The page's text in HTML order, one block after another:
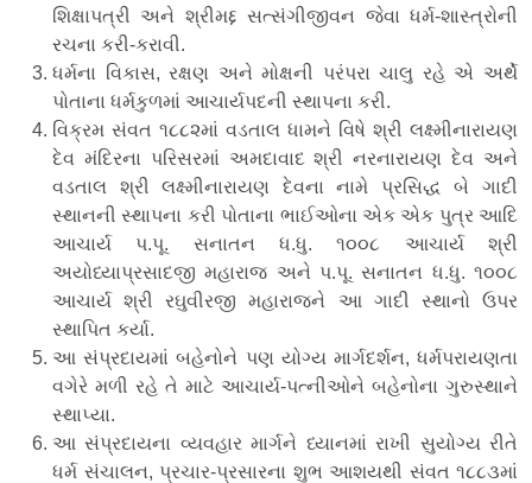
શિક્ષાપત્રી અને શ્રીમદ્દ સત્સંગીજીવન જેવા ધર્મ-શાસ્ત્રોની
રચના કરી-કરાવી.
ધર્મના વિકાસ, રક્ષણ અને મોક્ષની પરંપરા ચાલુ રહે એ અર્થે
પોતાના ધર્મકુળમાં આચાર્યપદની સ્થાપના કરી.
વિક્રમ સંવત ૧૮૮૨માં વડતાલ ધામને વિષે શ્રી લક્ષ્મીનારાયણ
દેવ મંદિરના પરિસરમાં અમદાવાદ શ્રી નરનારાયણ દેવ અને
વડતાલ શ્રી લક્ષ્મીનારાયણ દેવના નામે પ્રસિદ્ધ બે ગાદી
સ્થાનની સ્થાપના કરી પોતાના ભાઈઓના એક એક પુત્ર આદિ
આચાર્ય પ.પૂ. સનાતન ધ.ધુ. ૧૦૦૮ આચાર્ય શ્રી
અયોધ્યાપ્રસાદજી મહારાજ અને પ.પૂ. સનાતન ધ.ધુ. ૧૦૦૮
આચાર્ય શ્રી રઘુવીરજી મહારાજને આ ગાદી સ્થાનો ઉપર
સ્થાપિત કર્યા.
આ સંપ્રદાયમાં બહેનોને પણ યોગ્ય માર્ગદર્શન, ધર્મપરાયણતા
વગેરે મળી રહે તે માટે આચાર્ય-પત્નીઓને બહેનોના ગુરુસ્થાને
સ્થાપ્યા.
આ સંપ્રદાયના વ્યવહાર માર્ગને ધ્યાનમાં રાખી સુયોગ્ય રીતે
ધર્મ સંચાલન, પ્રચાર-પ્રસારના શુભ આશયથી સંવત ૧૮૮૩માં